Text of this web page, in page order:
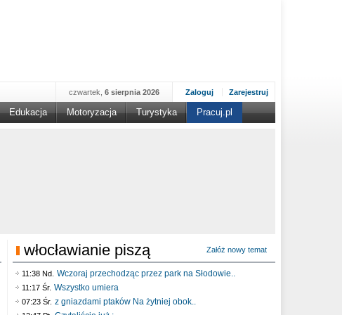
Zaloguj Zarejestruj
czwartek, 6 sierpnia 2026
Edukacja Motoryzacja Turystyka Pracuj.pl
włocławianie piszą Załóż nowy temat
11:38 Nd. Wczoraj przechodząc przez park na Słodowie..
11:17 Śr. Wszystko umiera
07:23 Śr. z gniazdami ptaków Na żytniej obok..